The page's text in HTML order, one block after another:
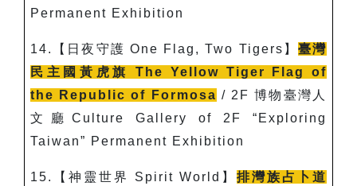
Permanent Exhibition
14. 【日夜守護One Flag, Two Tigers 】 臺灣
民主國黃虎旗The Yellow Tiger Flag of
the Republic of Formosa / 2F博物臺灣人
文廳Culture Gallery of 2F “Exploring
Taiwan” Permanent Exhibition
15. 【神靈世界 Spirit World 】 排灣族占卜道